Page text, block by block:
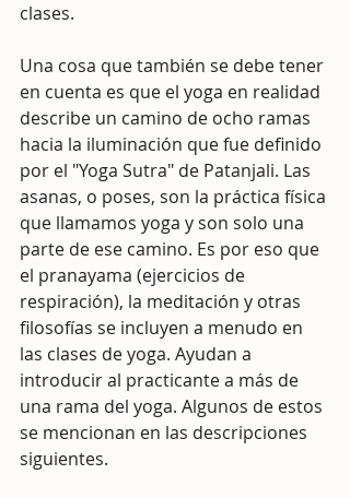
clases.
Una cosa que también se debe tener
en cuenta es que el yoga en realidad
describe un camino de ocho ramas
hacia la iluminación que fue definido
por el "Yoga Sutra" de Patanjali. Las
asanas, o poses, son la práctica física
que llamamos yoga y son solo una
parte de ese camino. Es por eso que
el pranayama (ejercicios de
respiración), la meditación y otras
filosofías se incluyen a menudo en
las clases de yoga. Ayudan a
introducir al practicante a más de
una rama del yoga. Algunos de estos
se mencionan en las descripciones
siguientes.